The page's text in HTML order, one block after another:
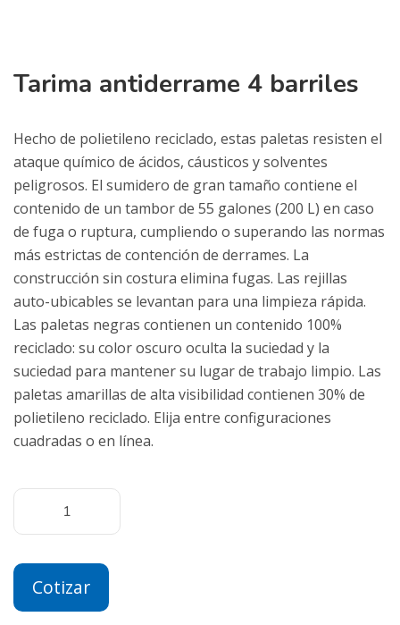
Tarima antiderrame 4 barriles
Hecho de polietileno reciclado, estas paletas resisten el
ataque químico de ácidos, cáusticos y solventes
peligrosos. El sumidero de gran tamaño contiene el
contenido de un tambor de 55 galones (200 L) en caso
de fuga o ruptura, cumpliendo o superando las normas
más estrictas de contención de derrames. La
construcción sin costura elimina fugas. Las rejillas
auto-ubicables se levantan para una limpieza rápida.
Las paletas negras contienen un contenido 100%
reciclado: su color oscuro oculta la suciedad y la
suciedad para mantener su lugar de trabajo limpio. Las
paletas amarillas de alta visibilidad contienen 30% de
polietileno reciclado. Elija entre configuraciones
cuadradas o en línea.
Cotizar